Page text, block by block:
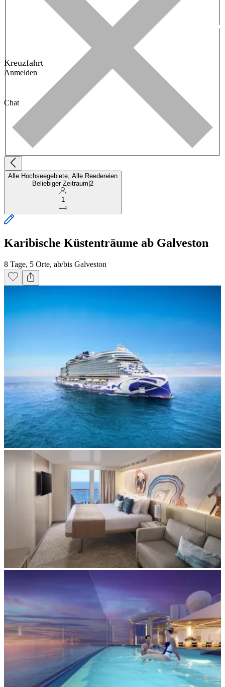
Kreuzfahrt
Anmelden
Chat
Alle Hochseegebiete, Alle Reedereien
Beliebiger Zeitraum 2
1
Karibische Küstenträume ab Galveston
8 Tage, 5 Orte, ab/bis Galveston